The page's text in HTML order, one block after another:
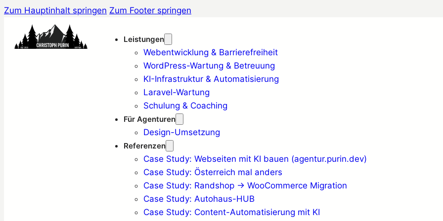
Zum Hauptinhalt springen Zum Footer springen
Leistungen
Webentwicklung & Barrierefreiheit
WordPress-Wartung & Betreuung
KI-Infrastruktur & Automatisierung
Laravel-Wartung
Schulung & Coaching
Für Agenturen
Design-Umsetzung
Referenzen
Case Study: Webseiten mit KI bauen (agentur.purin.dev)
Case Study: Österreich mal anders
Case Study: Randshop → WooCommerce Migration
Case Study: Autohaus-HUB
Case Study: Content-Automatisierung mit KI